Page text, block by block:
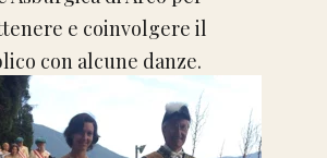
e coinvolgere il
con alcune danze.